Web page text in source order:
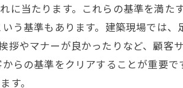
に当たります。これらの基準を満た
う基準もあります。建築現場では、
拶やマナーが良かったりなど、顧客
らの基準をクリアすることが重要で
す。